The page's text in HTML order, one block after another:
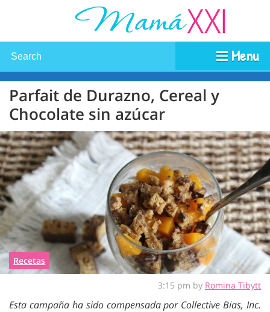
Menu
Parfait de Durazno, Cereal y
Chocolate sin azúcar
Recetas
3:15 pm by Romina Tibytt
Esta campaña ha sido compensada por Collective Bias, Inc.